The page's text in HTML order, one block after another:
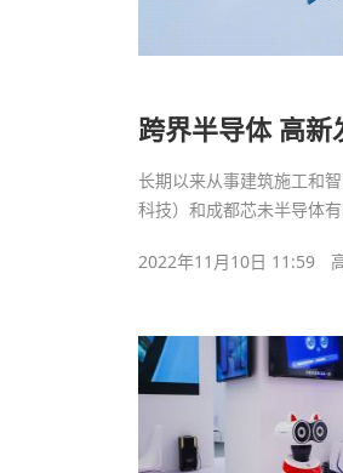
跨界半导体 高新
长期以来从事建筑施工和
科技）和成都芯未半导体
2022年11月10日 11:59